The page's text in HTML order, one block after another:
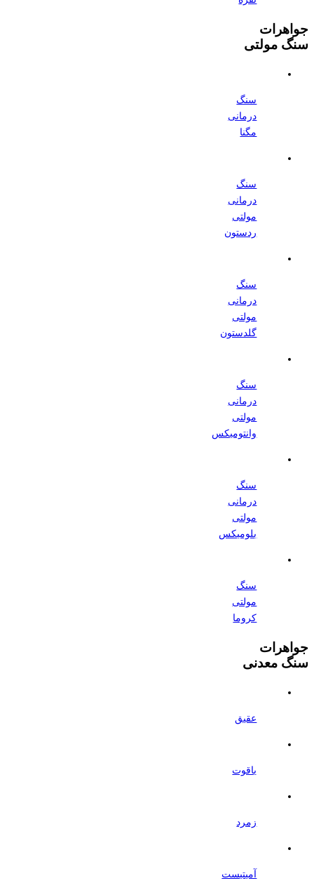
جواهرات
سنگ مولتی
سنگ
درمانی
مگنا
سنگ
درمانی
مولتی
ردستون
سنگ
درمانی
مولتی
گلدستون
سنگ
درمانی
مولتی
وانتومیکس
سنگ
درمانی
مولتی
بلومیکس
سنگ
مولتی
کروما
جواهرات
سنگ معدنی
عقیق
یاقوت
زمرد
آمیتیست